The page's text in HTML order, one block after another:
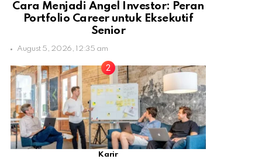
Cara Menjadi Angel Investor: Peran
Portfolio Career untuk Eksekutif
Senior
August 5, 2026, 12:35 am
Karir